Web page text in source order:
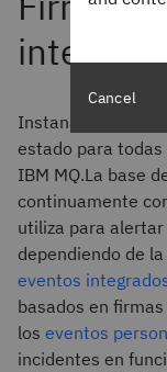
Instana mantiene
estado para
IBM MQ.La base
continuamente
utiliza para
dependiendo de
eventos
basados en
los eventos
incidentes en
Cancel